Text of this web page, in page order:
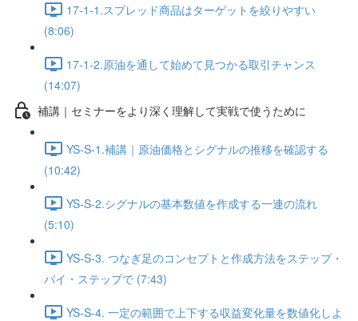
17-1-1.スプレッド商品はターゲットを絞りやすい
(8:06)
17-1-2.原油を通して始めて見つかる取引チャンス
(14:07)
補講｜セミナーをより深く理解して実戦で使うために
YS-S-1.補講｜原油価格とシグナルの推移を確認する
(10:42)
YS-S-2.シグナルの基本数値を作成する一連の流れ
(5:10)
YS-S-3. つなぎ足のコンセプトと作成方法をステップ・
バイ・ステップで (7:43)
YS-S-4. 一定の範囲で上下する収益変化量を数値化しよ